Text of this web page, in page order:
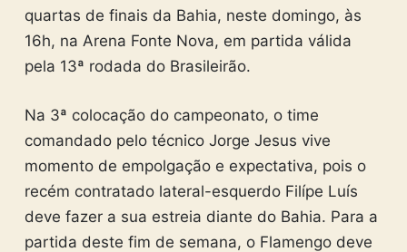
quartas de finais da Bahia, neste domingo, às
16h, na Arena Fonte Nova, em partida válida
pela 13ª rodada do Brasileirão.
Na 3ª colocação do campeonato, o time
comandado pelo técnico Jorge Jesus vive
momento de empolgação e expectativa, pois o
recém contratado lateral-esquerdo Filípe Luís
deve fazer a sua estreia diante do Bahia. Para a
partida deste fim de semana, o Flamengo deve